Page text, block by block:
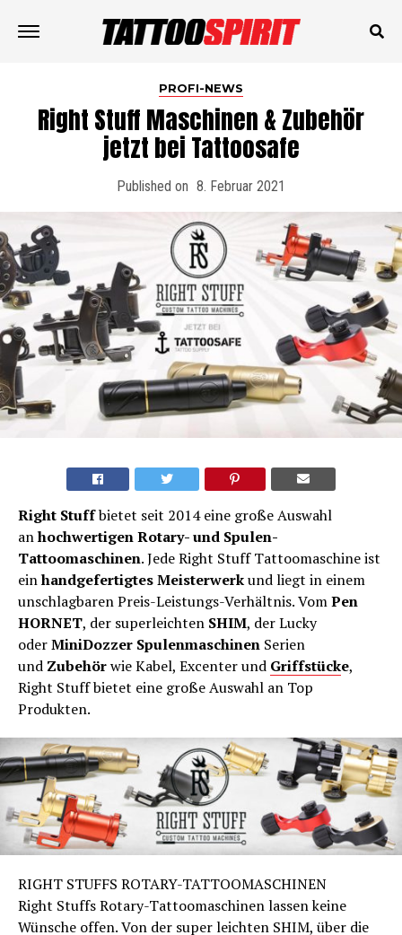
PROFI-NEWS
Right Stuff Maschinen & Zubehör
jetzt bei Tattoosafe
Published on 8. Februar 2021
Right Stuffbietet seit 2014 eine große Auswahl
anhochwertigen Rotary- und Spulen-
Tattoomaschinen. Jede Right Stuff Tattoomaschine ist
einhandgefertigtes Meisterwerkund liegt in einem
unschlagbaren Preis-Leistungs-Verhältnis. VomPen
HORNET, der superleichten SHIM, der Lucky
oderMiniDozzer Spulenmaschinen Serien
und Zubehörwie Kabel, Excenter und Griffstücke,
Right Stuff bietet eine große Auswahl an Top
Produkten.
RIGHT STUFFS ROTARY-TATTOOMASCHINEN
Right Stuffs Rotary-Tattoomaschinen lassen keine
Wünsche offen. Von der super leichten SHIM, über die